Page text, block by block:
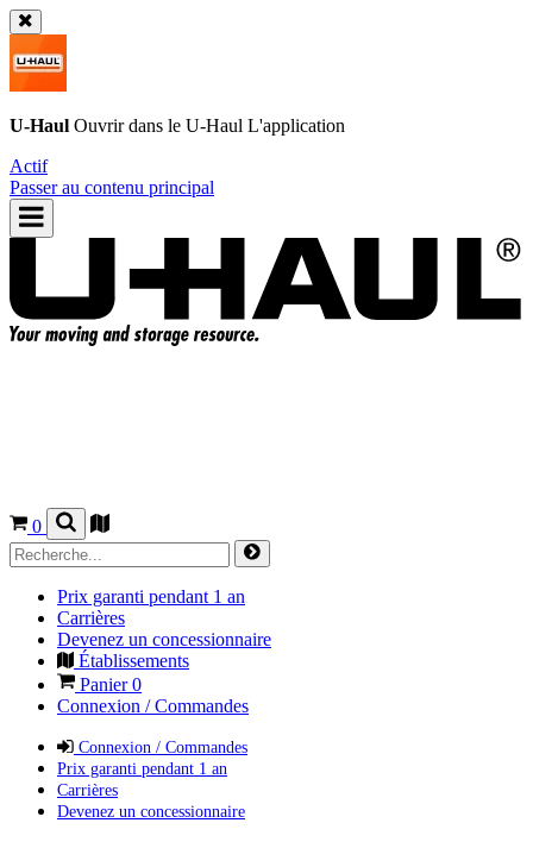
U-Haul Ouvrir dans le U-Haul L'application
Actif
Passer au contenu principal
0
Prix garanti pendant 1 an
Carrières
Devenez un concessionnaire
Établissements
Panier0
Connexion / Commandes
Connexion / Commandes
Prix garanti pendant 1 an
Carrières
Devenez un concessionnaire